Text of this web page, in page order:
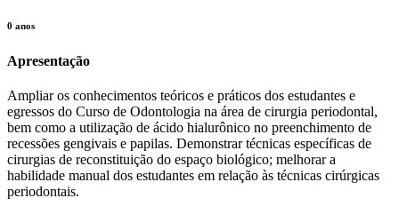
0 anos
Apresentação
Ampliar os conhecimentos teóricos e práticos dos estudantes e
egressos do Curso de Odontologia na área de cirurgia periodontal,
bem como a utilização de ácido hialurônico no preenchimento de
recessões gengivais e papilas. Demonstrar técnicas específicas de
cirurgias de reconstituição do espaço biológico; melhorar a
habilidade manual dos estudantes em relação às técnicas cirúrgicas
periodontais.